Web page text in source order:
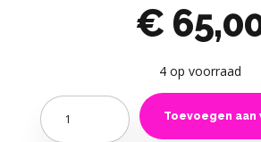
€
4 op voorraad
Quantity
Toevoegen aan